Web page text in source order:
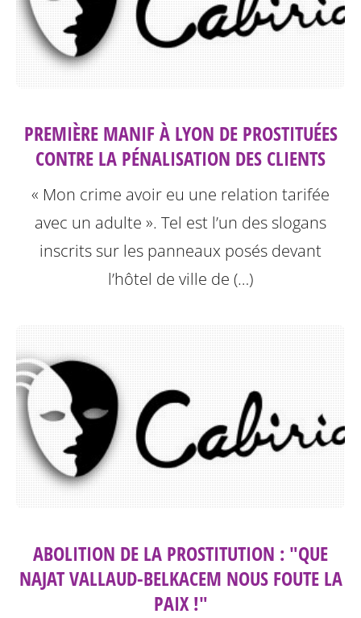
PREMIÈRE MANIF À LYON DE PROSTITUÉES
CONTRE LA PÉNALISATION DES CLIENTS
« Mon crime avoir eu une relation tarifée
avec un adulte ». Tel est l’un des slogans
inscrits sur les panneaux posés devant
l’hôtel de ville de (…)
ABOLITION DE LA PROSTITUTION : "QUE
NAJAT VALLAUD-BELKACEM NOUS FOUTE LA
PAIX !"